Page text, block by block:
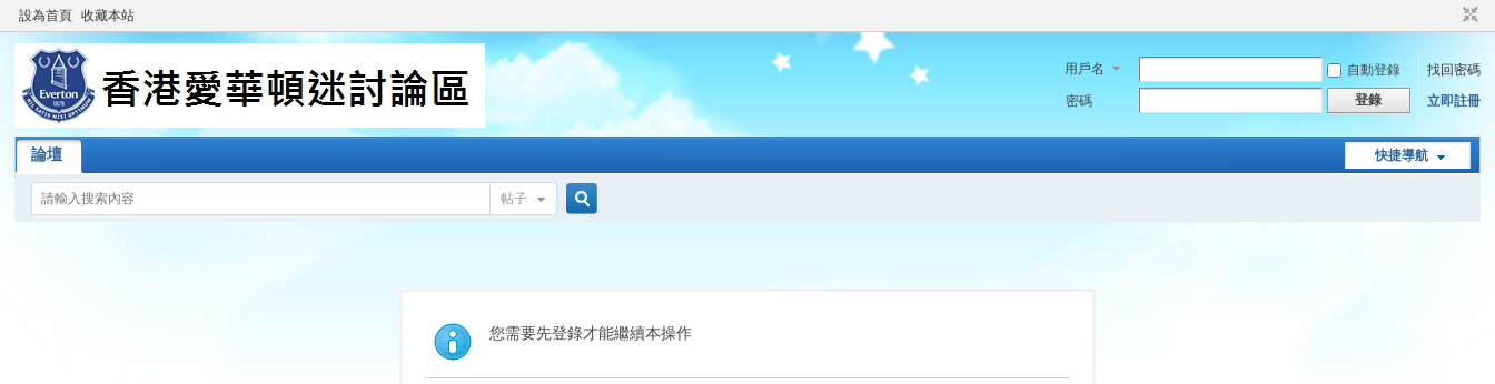
設為首頁 收藏本站
用戶名 自動登錄
找回密碼
密碼
登錄 立即註冊
快捷導航
論壇
帖子
索
您需要先登錄才能繼續本操作